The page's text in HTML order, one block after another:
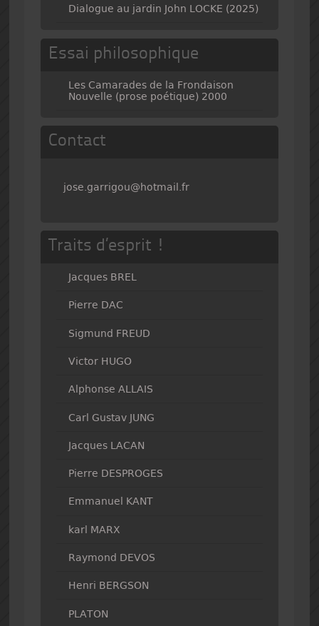
Dialogue au jardin John LOCKE (2025)
Essai philosophique
Les Camarades de la Frondaison
Nouvelle (prose poétique) 2000
Contact
jose.garrigou@hotmail.fr
Traits d’esprit !
Jacques BREL
Pierre DAC
Sigmund FREUD
Victor HUGO
Alphonse ALLAIS
Carl Gustav JUNG
Jacques LACAN
Pierre DESPROGES
Emmanuel KANT
karl MARX
Raymond DEVOS
Henri BERGSON
PLATON